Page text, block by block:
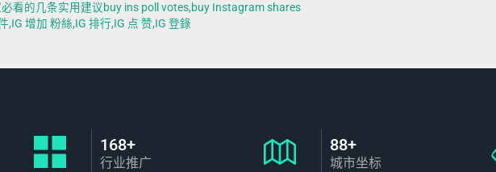
看的几条实用建议buy ins poll votes,buy Instagram shares
增加 粉絲,IG 排行,IG 点 赞,IG 登錄
168+
行业推广
88+
城市坐标